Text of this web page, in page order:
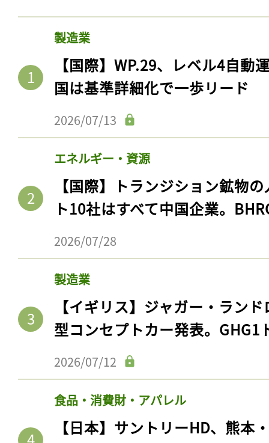
製造業
【国際】WP.29、レベル4自動
国は基準詳細化で一歩リード
2026/07/13
エネルギー・資源
【国際】トランジション鉱物
ト10社はすべて中国企業。
2026/07/28
製造業
【イギリス】ジャガー・ラン
型コンセプトカー発表。GHG1
2026/07/12
食品・消費財・アパレル
【日本】サントリーHD、熊本